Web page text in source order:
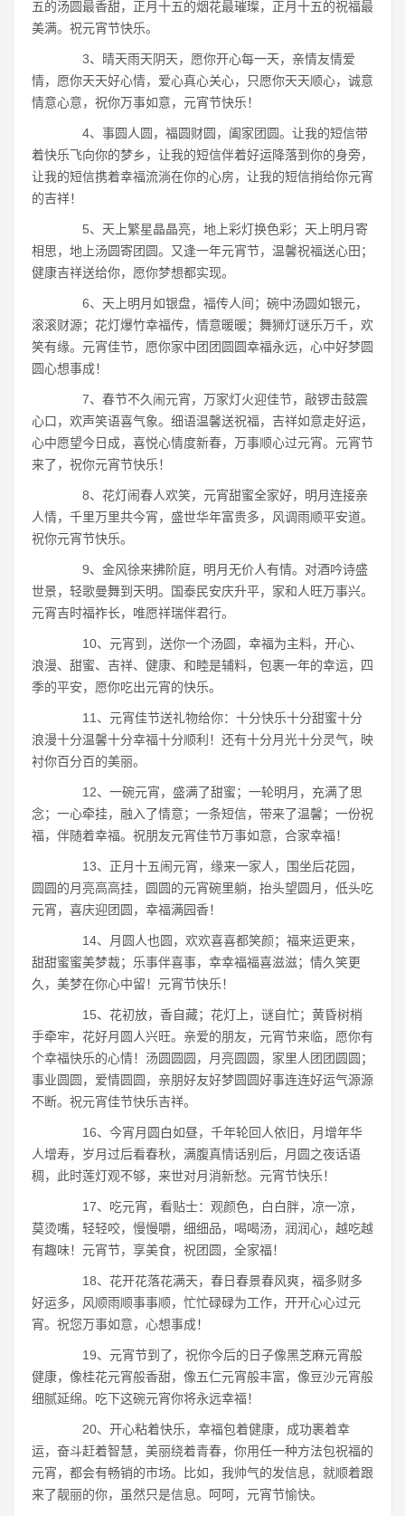
五的汤圆最香甜，正月十五的烟花最璀璨，正月十五的祝福最
美满。祝元宵节快乐。
3、晴天雨天阴天，愿你开心每一天，亲情友情爱
情，愿你天天好心情，爱心真心关心，只愿你天天顺心，诚意
情意心意，祝你万事如意，元宵节快乐！
4、事圆人圆，福圆财圆，阖家团圆。让我的短信带
着快乐飞向你的梦乡，让我的短信伴着好运降落到你的身旁，
让我的短信携着幸福流淌在你的心房，让我的短信捎给你元宵
的吉祥！
5、天上繁星晶晶亮，地上彩灯换色彩；天上明月寄
相思，地上汤圆寄团圆。又逢一年元宵节，温馨祝福送心田；
健康吉祥送给你，愿你梦想都实现。
6、天上明月如银盘，福传人间；碗中汤圆如银元，
滚滚财源；花灯爆竹幸福传，情意暖暖；舞狮灯谜乐万千，欢
笑有缘。元宵佳节，愿你家中团团圆圆幸福永远，心中好梦圆
圆心想事成！
7、春节不久闹元宵，万家灯火迎佳节，敲锣击鼓震
心口，欢声笑语喜气象。细语温馨送祝福，吉祥如意走好运，
心中愿望今日成，喜悦心情度新春，万事顺心过元宵。元宵节
来了，祝你元宵节快乐！
8、花灯闹春人欢笑，元宵甜蜜全家好，明月连接亲
人情，千里万里共今宵，盛世华年富贵多，风调雨顺平安道。
祝你元宵节快乐。
9、金风徐来拂阶庭，明月无价人有情。对酒吟诗盛
世景，轻歌曼舞到天明。国泰民安庆升平，家和人旺万事兴。
元宵吉时福祚长，唯愿祥瑞伴君行。
10、元宵到，送你一个汤圆，幸福为主料，开心、
浪漫、甜蜜、吉祥、健康、和睦是辅料，包裹一年的幸运，四
季的平安，愿你吃出元宵的快乐。
11、元宵佳节送礼物给你：十分快乐十分甜蜜十分
浪漫十分温馨十分幸福十分顺利！还有十分月光十分灵气，映
衬你百分百的美丽。
12、一碗元宵，盛满了甜蜜；一轮明月，充满了思
念；一心牵挂，融入了情意；一条短信，带来了温馨；一份祝
福，伴随着幸福。祝朋友元宵佳节万事如意，合家幸福！
13、正月十五闹元宵，缘来一家人，围坐后花园，
圆圆的月亮高高挂，圆圆的元宵碗里躺，抬头望圆月，低头吃
元宵，喜庆迎团圆，幸福满园香！
14、月圆人也圆，欢欢喜喜都笑颜；福来运更来，
甜甜蜜蜜美梦裁；乐事伴喜事，幸幸福福喜滋滋；情久笑更
久，美梦在你心中留！元宵节快乐！
15、花初放，香自藏；花灯上，谜自忙；黄昏树梢
手牵牢，花好月圆人兴旺。亲爱的朋友，元宵节来临，愿你有
个幸福快乐的心情！汤圆圆圆，月亮圆圆，家里人团团圆圆；
事业圆圆，爱情圆圆，亲朋好友好梦圆圆好事连连好运气源源
不断。祝元宵佳节快乐吉祥。
16、今宵月圆白如昼，千年轮回人依旧，月增年华
人增寿，岁月过后看春秋，满腹真情话别后，月圆之夜话语
稠，此时莲灯观不够，来世对月消新愁。元宵节快乐！
17、吃元宵，看贴士：观颜色，白白胖，凉一凉，
莫烫嘴，轻轻咬，慢慢嚼，细细品，喝喝汤，润润心，越吃越
有趣味！元宵节，享美食，祝团圆，全家福！
18、花开花落花满天，春日春景春风爽，福多财多
好运多，风顺雨顺事事顺，忙忙碌碌为工作，开开心心过元
宵。祝您万事如意，心想事成！
19、元宵节到了，祝你今后的日子像黑芝麻元宵般
健康，像桂花元宵般香甜，像五仁元宵般丰富，像豆沙元宵般
细腻延绵。吃下这碗元宵你将永远幸福！
20、开心粘着快乐，幸福包着健康，成功裹着幸
运，奋斗赶着智慧，美丽绕着青春，你用任一种方法包祝福的
元宵，都会有畅销的市场。比如，我帅气的发信息，就顺着跟
来了靓丽的你，虽然只是信息。呵呵，元宵节愉快。